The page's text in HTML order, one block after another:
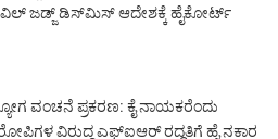
ಜಡ್ಜ್ ಡಿಸ್‌ಮಿಸ್ ಆದೇಶಕ್ಕೆ ಹೈಕೋರ್ಟ್
ವಂಚನೆ ಪ್ರಕರಣ: ಕೈ ನಾಯಕರೆಂದು
ವಿರುದ್ಧ ಎಫ್‌ಐಆರ್ ರದ್ದತಿಗೆ ಹೈ ನಕಾರ